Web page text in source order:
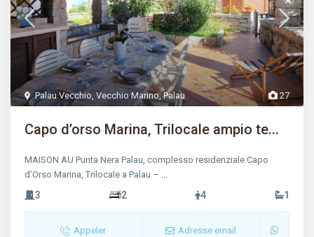
27
Palau Vecchio,Vecchio Marino,Palau
Capo d’orso Marina, Trilocale ampio te...
MAISON AU Punta Nera Palau, complesso residenziale Capo
d’Orso Marina, Trilocale a Palau – ...
3 2 4 1
Appeler Adresse email